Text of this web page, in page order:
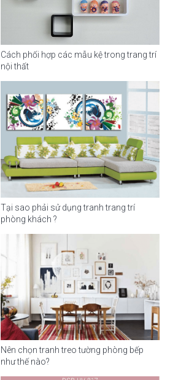
Cách phối hợp các mẫu kệ trong trang trí
nội thất
Tại sao phải sử dụng tranh trang trí
phòng khách ?
Nên chọn tranh treo tường phòng bếp
như thế nào?